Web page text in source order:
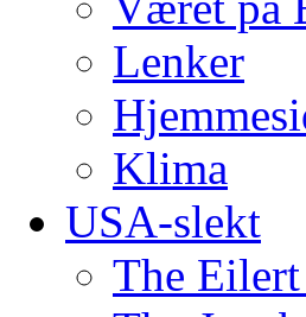
Lenker
Klima
USA-slekt
The